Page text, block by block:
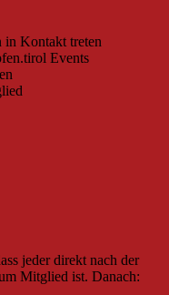
in Kontakt treten
Events
jeder direkt nach der
Mitglied ist. Danach: